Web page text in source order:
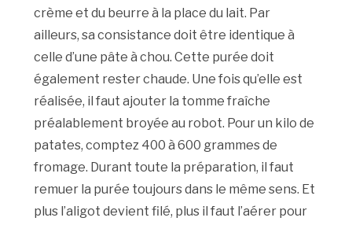
crème et du beurre à la place du lait. Par
ailleurs, sa consistance doit être identique à
celle d’une pâte à chou. Cette purée doit
également rester chaude. Une fois qu’elle est
réalisée, il faut ajouter la tomme fraîche
préalablement broyée au robot. Pour un kilo de
patates, comptez 400 à 600 grammes de
fromage. Durant toute la préparation, il faut
remuer la purée toujours dans le même sens. Et
plus l’aligot devient filé, plus il faut l’aérer pour